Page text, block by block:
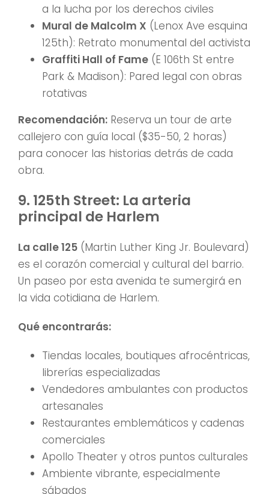
a la lucha por los derechos civiles
Mural de Malcolm X (Lenox Ave esquina
125th): Retrato monumental del activista
Graffiti Hall of Fame (E 106th St entre
Park & Madison): Pared legal con obras
rotativas
Recomendación: Reserva un tour de arte
callejero con guía local ($35-50, 2 horas)
para conocer las historias detrás de cada
obra.
9. 125th Street: La arteria
principal de Harlem
La calle 125 (Martin Luther King Jr. Boulevard)
es el corazón comercial y cultural del barrio.
Un paseo por esta avenida te sumergirá en
la vida cotidiana de Harlem.
Qué encontrarás:
Tiendas locales, boutiques afrocéntricas,
librerías especializadas
Vendedores ambulantes con productos
artesanales
Restaurantes emblemáticos y cadenas
comerciales
Apollo Theater y otros puntos culturales
Ambiente vibrante, especialmente
sábados